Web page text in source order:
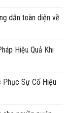
dẫn toàn diện về
Hiệu Quả Khi
Phục Sự Cố Hiệu